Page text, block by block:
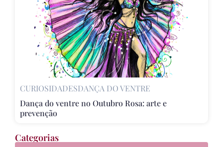
CURIOSIDADESDANÇA DO VENTRE
Dança do ventre no Outubro Rosa: arte e
prevenção
Categorias